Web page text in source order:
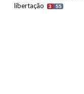
libertação
3 55